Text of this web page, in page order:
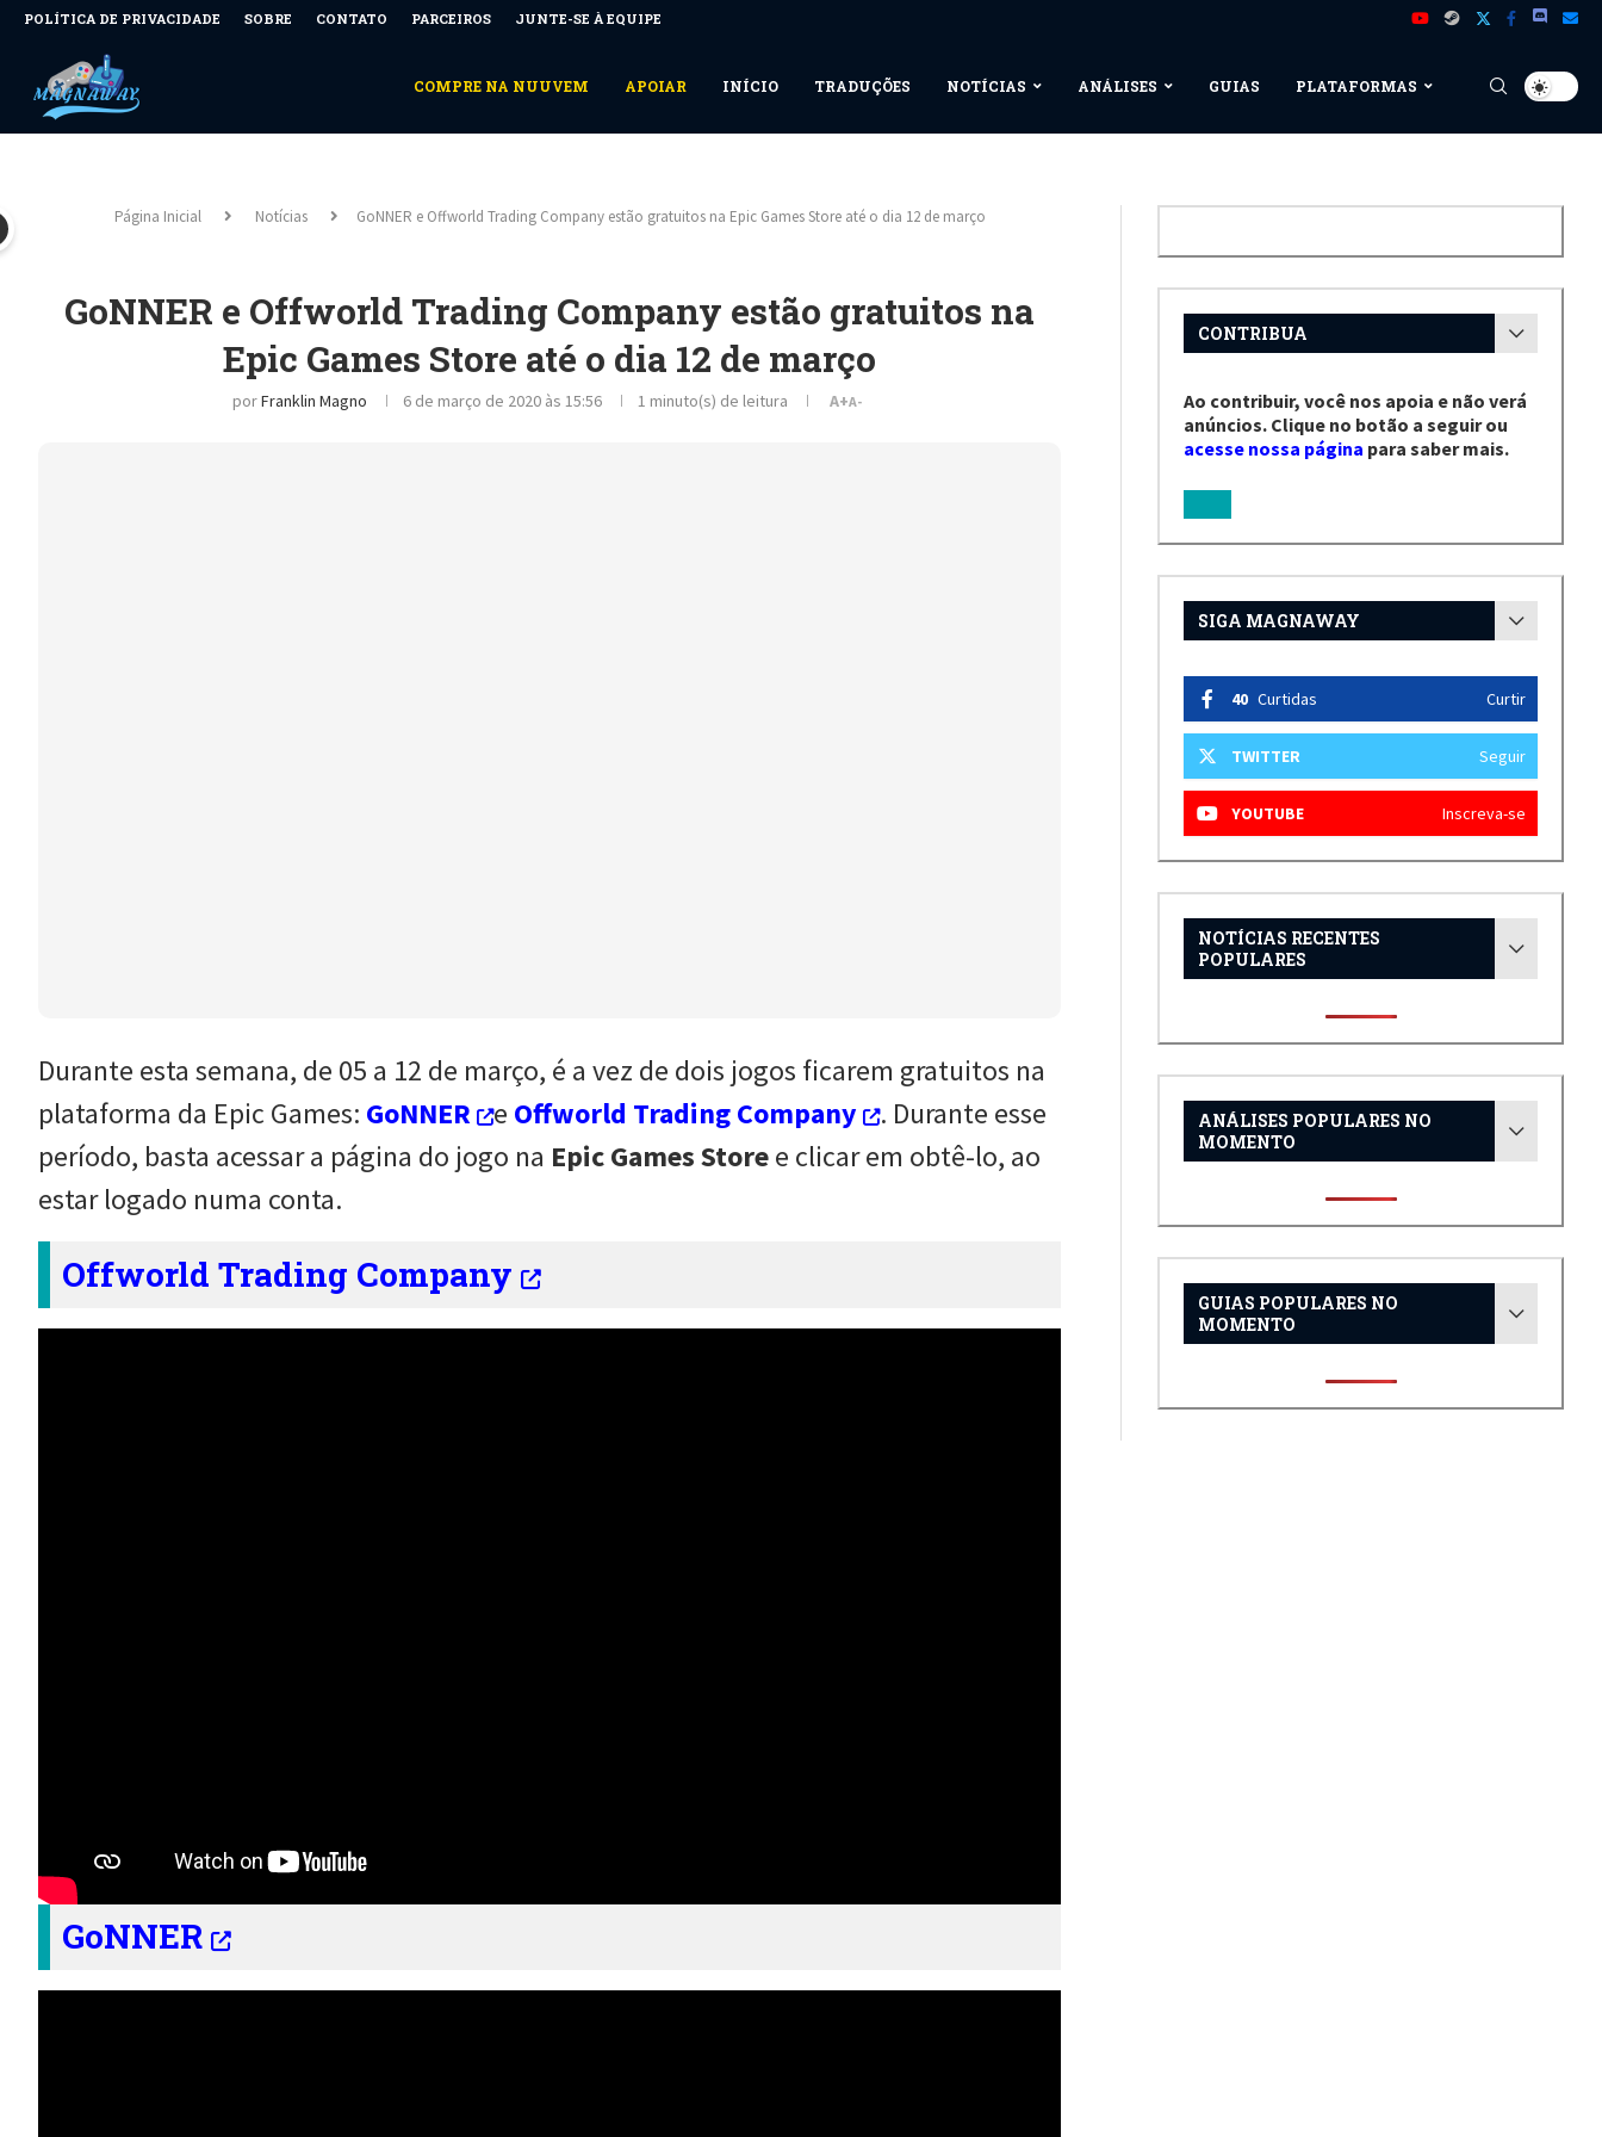
POLÍTICA DE PRIVACIDADE SOBRE CONTATO PARCEIROS JUNTE-SE À EQUIPE
COMPRE NA NUUVEM APOIAR INÍCIO TRADUÇÕES NOTÍCIAS ANÁLISES GUIAS PLATAFORMAS
Página Inicial Notícias GoNNER e Offworld Trading Company estão gratuitos na Epic Games Store até o dia 12 de março
GoNNER e Offworld Trading Company estão gratuitos na
Epic Games Store até o dia 12 de março
porFranklin Magno 6 de março de 2020 às 15:56 1 minuto(s) de leitura A+A-
Durante esta semana, de 05 a 12 de março, é a vez de dois jogos ficarem gratuitos na
plataforma da Epic Games: GoNNER e Offworld Trading Company
. Durante esse
período, basta acessar a página do jogo na Epic Games Storee clicar em obtê-lo, ao
estar logado numa conta.
Offworld Trading Company
GoNNER
CONTRIBUA
Ao contribuir, você nos apoia e não verá
anúncios. Clique no botão a seguir ou
acesse nossa página para saber mais.
SIGA MAGNAWAY
40 Curtidas Curtir
TWITTER Seguir
YOUTUBE Inscreva-se
NOTÍCIAS RECENTES
POPULARES
ANÁLISES POPULARES NO
MOMENTO
GUIAS POPULARES NO
MOMENTO